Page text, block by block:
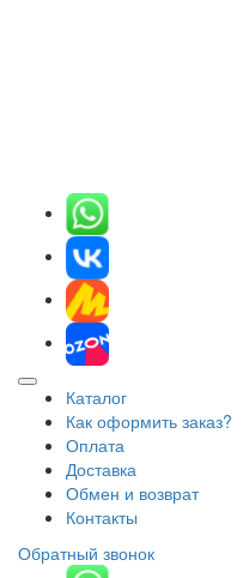
Каталог
Как оформить заказ?
Оплата
Доставка
Обмен и возврат
Контакты
Обратный звонок